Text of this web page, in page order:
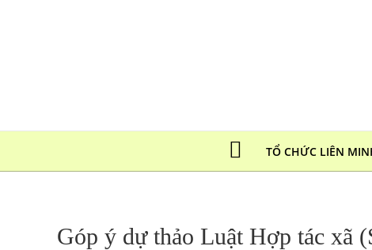
TỔ CHỨC LIÊN
Góp ý dự thảo Luật Hợp tác xã